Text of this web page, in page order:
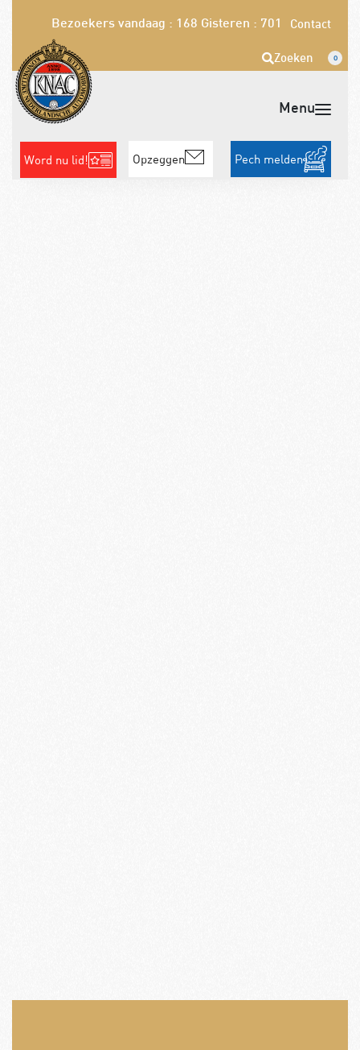
Bezoekers vandaag : 168 Gisteren : 701 Contact
Zoeken 0
Word nu lid! Opzeggen Pech melden